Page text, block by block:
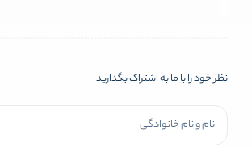
نظر خود را با ما به اشتراک بگذارید